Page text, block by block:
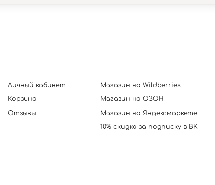
Личный кабинет
Корзина
Отзывы
Магазин на Wildberries
Магазин на ОЗОН
Магазин на Яндексмаркете
10% скидка за подписку в ВК